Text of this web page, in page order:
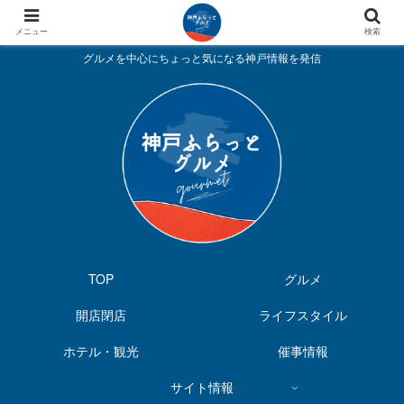
グルメを中心にちょっと気になる神戸情報を発信
TOP
グルメ
開店閉店
ライフスタイル
ホテル・観光
催事情報
サイト情報
メニュー 検索